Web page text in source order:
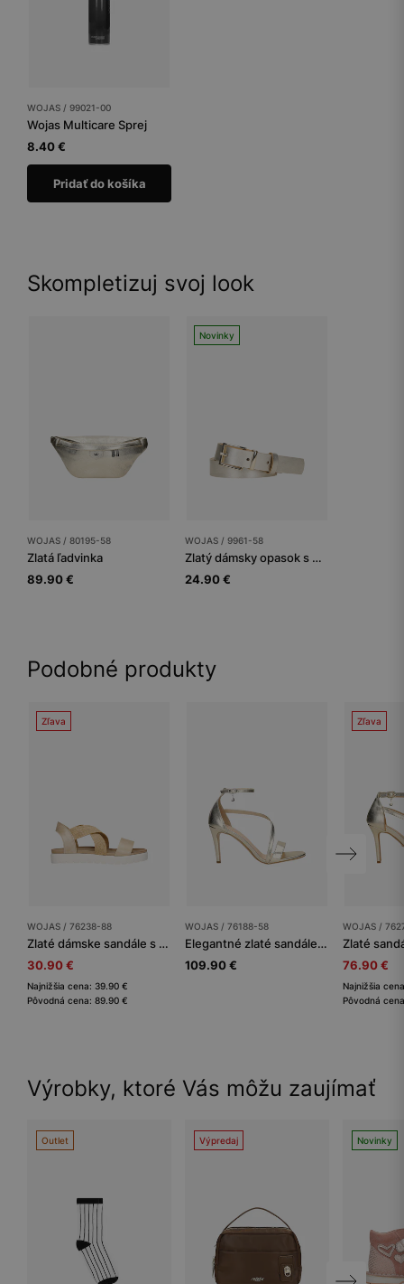
WOJAS / 99021-00
Wojas Multicare Sprej
8.40 €
Pridať do košíka
Skompletizuj svoj look
WOJAS / 80195-58
Zlatá ľadvinka
89.90 €
Novinky
WOJAS / 9961-58
Zlatý dámsky opasok s metalickými odleskami
24.90 €
Podobné produkty
Zľava
WOJAS / 76238-88
Zlaté dámske sandále s pletenými látkovými remienkami
30.90 €
Najnižšia cena: 39.90 €
Pôvodná cena: 89.90 €
WOJAS / 76188-58
Elegantné zlaté sandále na vysokom podpätku s ozdobným remienkom
109.90 €
Zľava
WOJAS /
76.90 €
Najnižšia
Pôvodná
Výrobky, ktoré Vás môžu zaujímať
Outlet Výpredaj Novinky